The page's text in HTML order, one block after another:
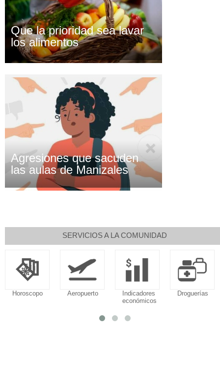
Que la prioridad sea lavar
los alimentos
Agresiones que sacuden
las aulas de Manizales
SERVICIOS A LA COMUNIDAD
Horoscopo Aeropuerto
Indicadores
económicos
Droguerías